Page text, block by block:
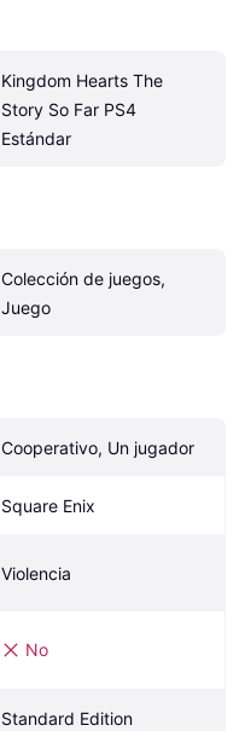
Kingdom Hearts The
Story So Far PS4
Estándar
Colección de juegos,
Juego
Cooperativo, Un jugador
Square Enix
Violencia
No
Standard Edition